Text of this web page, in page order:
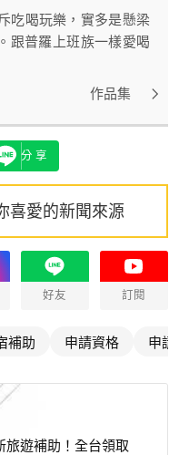
吃喝玩樂，實多是懸梁
跟普羅上班族一樣愛喝
作品集
分享
喜愛的新聞來源
好友 訂閱
補助 申請資格 申
旅遊補助！全台領取